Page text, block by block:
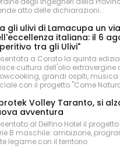
atto delle dichiarazioni...
gli ulivi di Lamacupa un
italiana: il 6
tra gli Ulivi"
a Corato la quinta
cultura dell'olio extravergine
grandi ospiti, musica
con il progetto "Come
Volley Taranto, si
avventura
al Delfino Hotel il
B maschile: ambizione,
legame con il territorio